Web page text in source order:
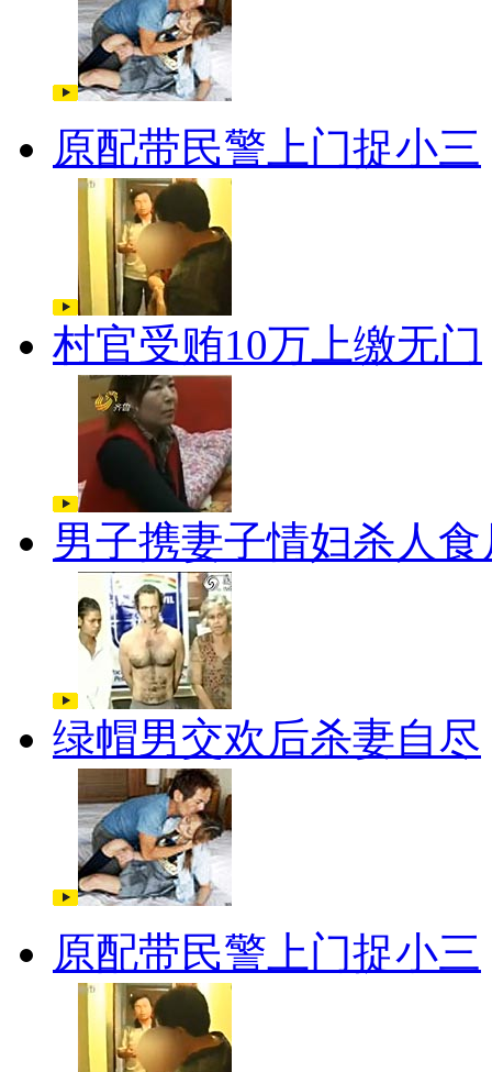
原配带民警上门捉小三
村官受贿10万上缴无门
男子携妻子情妇杀人食
绿帽男交欢后杀妻自尽
原配带民警上门捉小三